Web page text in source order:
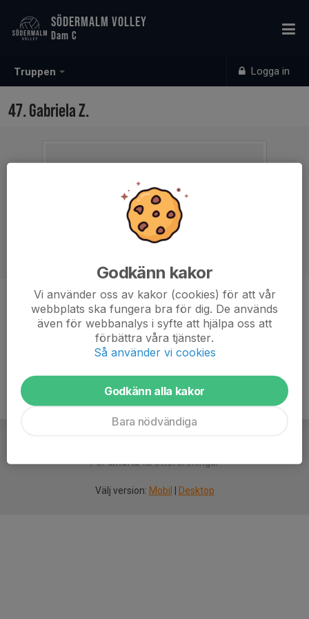
Truppen Logga in
SÖDERMALM VOLLEY
Dam C
47. Gabriela Z.
Position
Passare
38 år
Försmartaidrottsföreningar
Välj version: Mobil Desktop
Godkänn kakor
Vi använder oss av kakor (cookies) för att vår
webbplats ska fungera bra för dig. De används
även för webbanalys i syfte att hjälpa oss att
förbättra våra tjänster.
Så använder vi cookies
Godkänn alla kakor
Bara nödvändiga